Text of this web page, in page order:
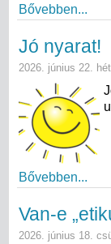
Bővebben...
Jó nyarat!
2026. június 22.
Bővebben...
Van-e
2026. június 18.